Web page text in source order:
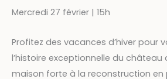
Mercredi 27 février | 15h
Profitez des vacances d’hiver pour
l’histoire exceptionnelle du château
maison forte à la reconstruction en